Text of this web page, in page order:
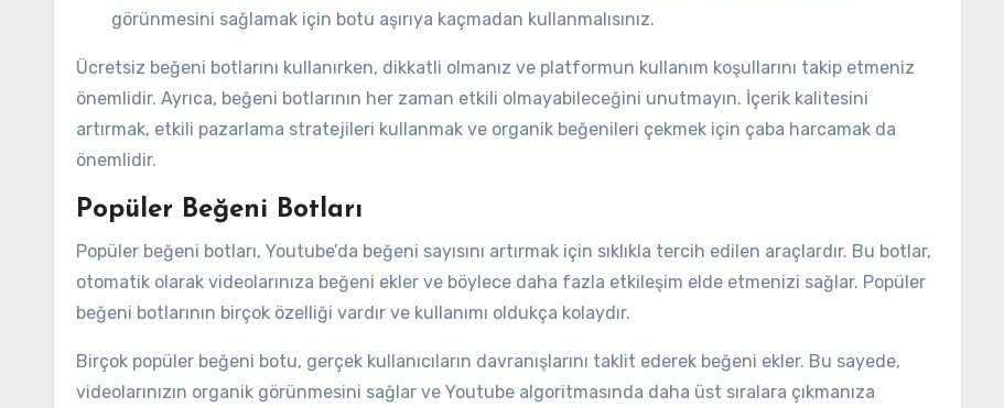
görünmesini sağlamak için botu aşırıya kaçmadan kullanmalısınız.
Ücretsiz beğeni botlarını kullanırken, dikkatli olmanız ve platformun kullanım koşullarını takip etmeniz
önemlidir. Ayrıca, beğeni botlarının her zaman etkili olmayabileceğini unutmayın. İçerik kalitesini
artırmak, etkili pazarlama stratejileri kullanmak ve organik beğenileri çekmek için çaba harcamak da
önemlidir.
Popüler Beğeni Botları
Popüler beğeni botları, Youtube’da beğeni sayısını artırmak için sıklıkla tercih edilen araçlardır. Bu botlar,
otomatik olarak videolarınıza beğeni ekler ve böylece daha fazla etkileşim elde etmenizi sağlar. Popüler
beğeni botlarının birçok özelliği vardır ve kullanımı oldukça kolaydır.
Birçok popüler beğeni botu, gerçek kullanıcıların davranışlarını taklit ederek beğeni ekler. Bu sayede,
videolarınızın organik görünmesini sağlar ve Youtube algoritmasında daha üst sıralara çıkmanıza